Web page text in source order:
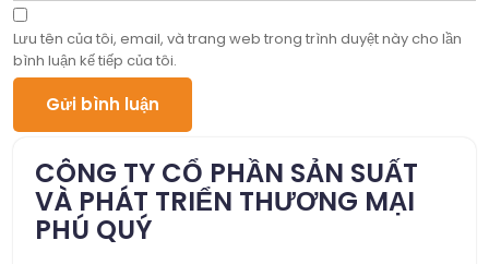
Lưu tên của tôi, email, và trang web trong trình duyệt này cho lần
bình luận kế tiếp của tôi.
CÔNG TY CỔ PHẦN SẢN SUẤT
VÀ PHÁT TRIỂN THƯƠNG MẠI
PHÚ QUÝ